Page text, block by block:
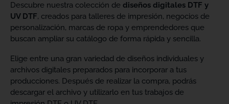
Descubre nuestra colección de diseños digitales DTF y
UV DTF, creados para talleres de impresión, negocios de
personalización, marcas de ropa y emprendedores que
buscan ampliar su catálogo de forma rápida y sencilla.
Elige entre una gran variedad de diseños individuales y
archivos digitales preparados para incorporar a tus
producciones. Después de realizar la compra, podrás
descargar el archivo y utilizarlo en tus trabajos de